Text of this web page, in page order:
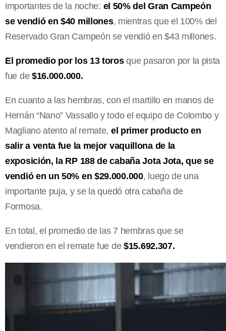
importantes de la noche: el 50% del Gran Campeón
se vendió en $40 millones, mientras que el 100% del
Reservado Gran Campeón se vendió en $43 millones.
El promedio por los 13 torosque pasaron por la pista
fue de $16.000.000.
En cuanto a las hembras, con el martillo en manos de
Hernán “Nano” Vassallo y todo el equipo de Colombo y
Magliano atento al remate, el primer producto en
salir a venta fue la mejor vaquillona de la
exposición, la RP 188 de cabaña Jota Jota, que se
vendió en un 50% en $29.000.000, luego de una
importante puja, y se la quedó otra cabaña de
Formosa.
En total, el promedio de las 7 hembras que se
vendieron en el remate fue de $15.692.307.